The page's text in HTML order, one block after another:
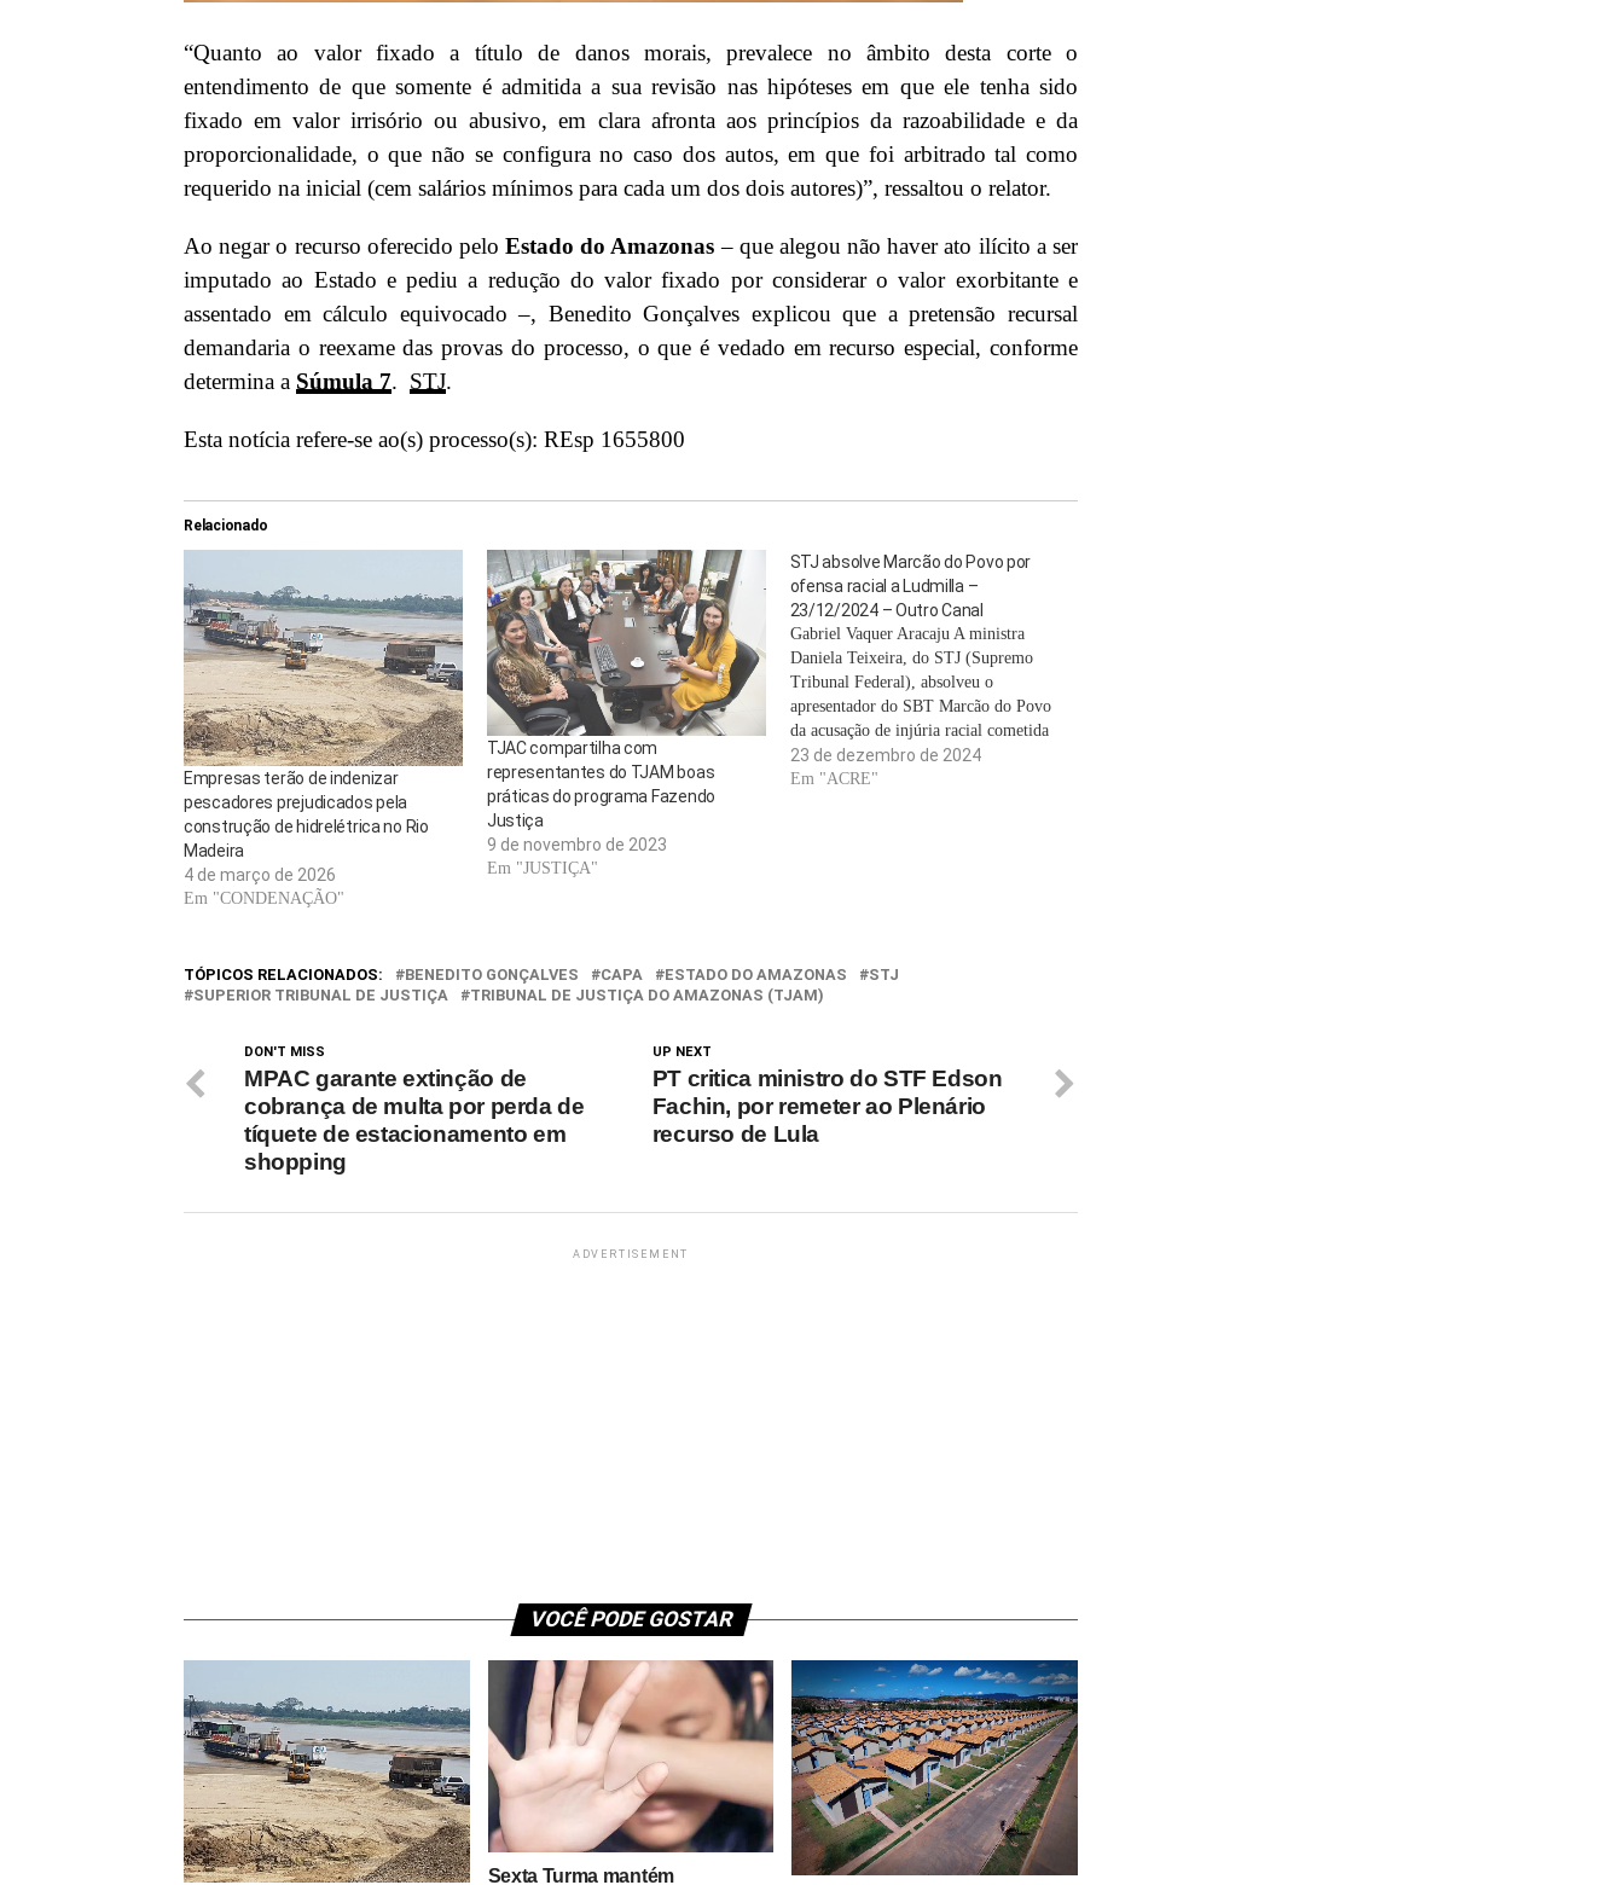
“Quanto ao valor fixado a título de danos morais, prevalece no âmbito desta corte o
entendimento de que somente é admitida a sua revisão nas hipóteses em que ele tenha sido
fixado em valor irrisório ou abusivo, em clara afronta aos princípios da razoabilidade e da
proporcionalidade, o que não se configura no caso dos autos, em que foi arbitrado tal como
requerido na inicial (cem salários mínimos para cada um dos dois autores)”, ressaltou o relator.
Ao negar o recurso oferecido peloEstado do Amazonas – que alegou não haver ato ilícito a ser
imputado ao Estado e pediu a redução do valor fixado por considerar o valor exorbitante e
assentado em cálculo equivocado –, Benedito Gonçalves explicou que a pretensão recursal
demandaria o reexame das provas do processo, o que é vedado em recurso especial, conforme
determina a Súmula 7. STJ.
Esta notícia refere-se ao(s) processo(s): REsp 1655800
Relacionado
Empresas terão de indenizar
pescadores prejudicados pela
construção de hidrelétrica no Rio
Madeira
4 de março de 2026
Em "CONDENAÇÃO"
TJAC compartilha com
representantes do TJAM boas
práticas do programa Fazendo
Justiça
9 de novembro de 2023
Em "JUSTIÇA"
STJ absolve Marcão do Povo por
ofensa racial a Ludmilla –
23/12/2024 – Outro Canal
Gabriel Vaquer Aracaju A ministra
Daniela Teixeira, do STJ (Supremo
Tribunal Federal), absolveu o
apresentador do SBT Marcão do Povo
da acusação de injúria racial cometida
contra a cantora Ludmilla em janeiro de
2017, quando ele era apresentador da
23 de dezembro de 2024
Em "ACRE"
TÓPICOS RELACIONADOS: BENEDITO GONÇALVES CAPA ESTADO DO AMAZONAS
STJ
SUPERIOR TRIBUNAL DE JUSTIÇA
TRIBUNAL DE JUSTIÇA DO AMAZONAS (TJAM)
UP NEXT
PT critica ministro do STF Edson
Fachin, por remeter ao Plenário
recurso de Lula
DON'T MISS
MPAC garante extinção de
cobrança de multa por perda de
tíquete de estacionamento em
shopping
ADVERTISEMENT
VOCÊ PODE GOSTAR
Sexta Turma mantém